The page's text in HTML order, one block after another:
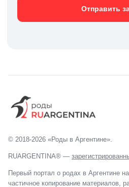
Отправить
© 2018-2026 «Роды в Аргентине».
RUARGENTINA® —
Первый портал о родах в Аргентине
частичное копирование материалов,